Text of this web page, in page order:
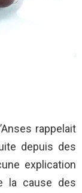
rappelait
depuis des
explication
la cause des